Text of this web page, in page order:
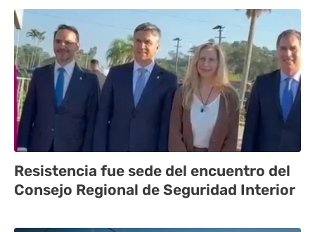
Resistencia fue sede del encuentro del
Consejo Regional de Seguridad Interior